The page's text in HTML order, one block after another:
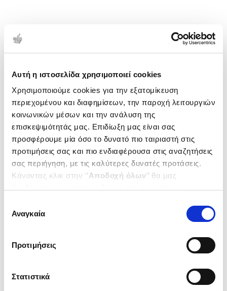
Αυτή η ιστοσελίδα χρησιμοποιεί cookies
Χρησιμοποιούμε cookies για την εξατομίκευση
περιεχομένου και διαφημίσεων, την παροχή λειτουργιών
κοινωνικών μέσων και την ανάλυση της
επισκεψιμότητάς μας. Επιδίωξη μας είναι σας
προσφέρουμε μία όσο το δυνατό πιο ταιριαστή στις
προτιμήσεις σας και πιο ενδιαφέρουσα στις αναζητήσεις
σας περιήγηση, με τις καλύτερες δυνατές προτάσεις.
Κάνοντας κλικ στην ‘’Αποδοχή όλων’’ θα μας
ενδιαφέρουν και να επιλέξετε από τα παρακάτω με την
΄΄και να ενημερωθείτε σχετικά με
συγκατάθεσης
Αναγκαία
Προτιμήσεις
Στατιστικά